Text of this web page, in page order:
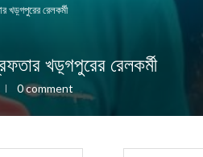
খড়্গপুরের রেলকর্মী
খড়্গপুরের রেলকর্মী
0 comment